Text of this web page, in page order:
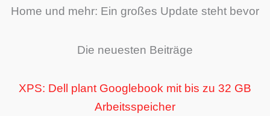
Home und mehr: Ein großes Update steht bevor
Die neuesten Beiträge
XPS: Dell plant Googlebook mit bis zu 32 GB
Arbeitsspeicher